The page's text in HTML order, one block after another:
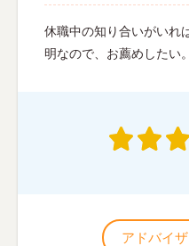
休職中の知り合いがいれ
明なので、お薦めしたい。
アドバイ